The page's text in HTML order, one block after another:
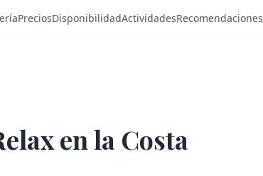
PreciosDisponibilidadActividadesRecomendaciones
en la Costa